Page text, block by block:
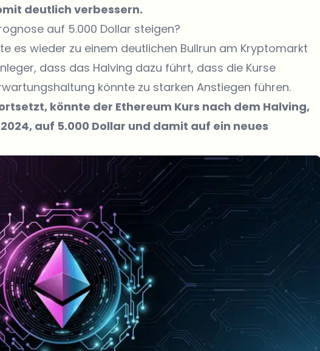
deutlich verbessern.
auf 5.000 Dollar steigen?
es wieder zu einem deutlichen Bullrun am Kryptomarkt
dass das Halving dazu führt, dass die Kurse
könnte zu starken Anstiegen führen.
könnte der Ethereum Kurs nach dem Halving,
auf 5.000 Dollar und damit auf ein neues